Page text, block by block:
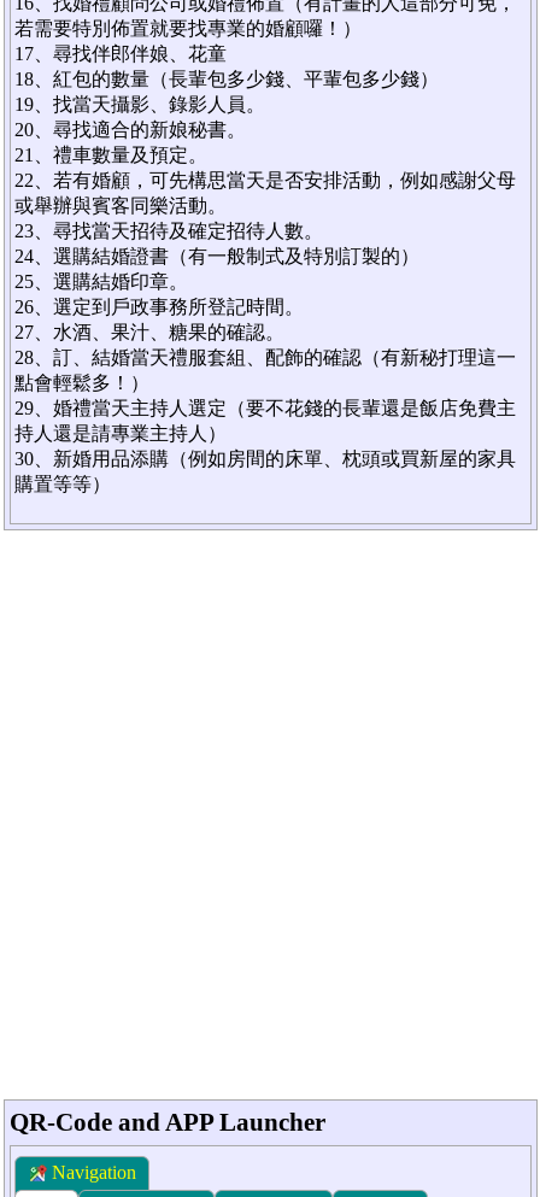
若需要特別佈置就要找專業的婚顧囉！）
17、尋找伴郎伴娘、花童
18、紅包的數量（長輩包多少錢、平輩包多少錢）
19、找當天攝影、錄影人員。
20、尋找適合的新娘秘書。
21、禮車數量及預定。
22、若有婚顧，可先構思當天是否安排活動，例如感謝父母
或舉辦與賓客同樂活動。
23、尋找當天招待及確定招待人數。
24、選購結婚證書（有一般制式及特別訂製的）
25、選購結婚印章。
26、選定到戶政事務所登記時間。
27、水酒、果汁、糖果的確認。
28、訂、結婚當天禮服套組、配飾的確認（有新秘打理這一
點會輕鬆多！）
29、婚禮當天主持人選定（要不花錢的長輩還是飯店免費主
持人還是請專業主持人）
30、新婚用品添購（例如房間的床單、枕頭或買新屋的家具
購置等等）
QR-Code and APP Launcher
Navigation